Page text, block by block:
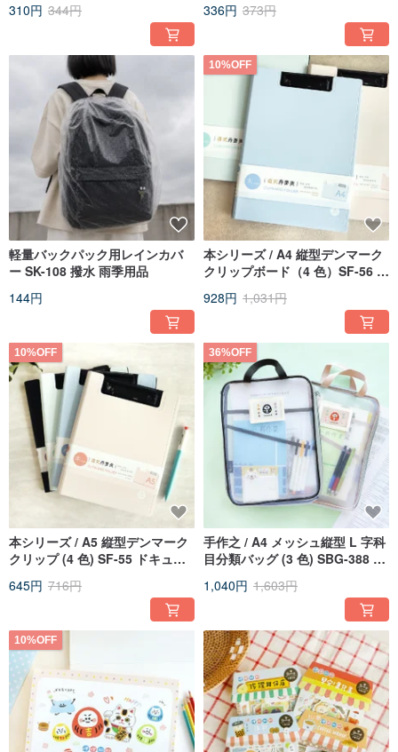
310円 344円
336円 373円
軽量バックパック用レインカバ
ー SK-108 撥水 雨季用品
144円
10%OFF
本シリーズ / A4 縦型デンマーク
クリップボード（4 色）SF-56 ド
イルフォルダ
928円 1,031円
10%OFF
本シリーズ / A5 縦型デンマーク
クリップ (4 色) SF-55 ドキュメ
ード
645円 716円
36%OFF
手作之 / A4 メッシュ縦型 L 字科
目分類バッグ (3 色) SBG-388 プ
1,040円 1,603円
10%OFF